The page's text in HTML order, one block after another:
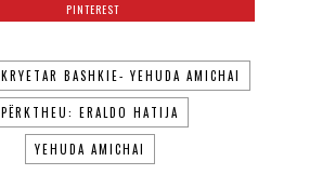
PINTEREST
KRYETAR BASHKIE- YEHUDA AMICHAI
PËRKTHEU: ERALDO HATIJA
YEHUDA AMICHAI